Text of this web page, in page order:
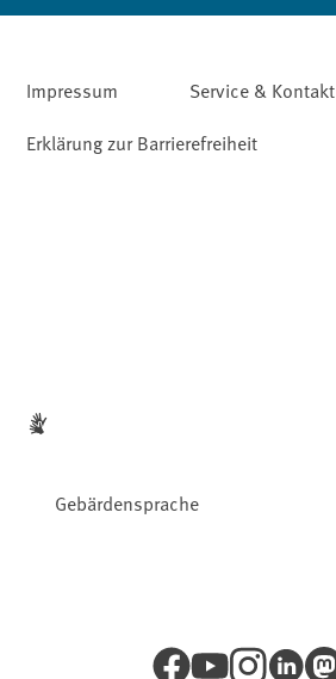
Impressum Service & Kontakt
Erklärung zur Barrierefreiheit
Gebärdensprache